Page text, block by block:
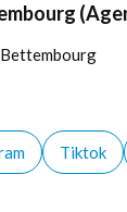
Tiktok